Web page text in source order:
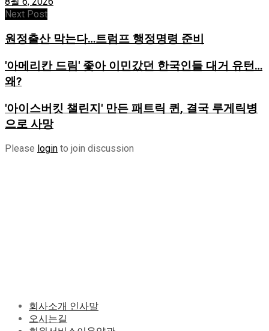
Next Post
원정출산 막는다…트럼프 행정명령 준비
'아메리칸 드림' 좇아 이민갔던 한국인들 대거 유턴…
왜?
'아이스버킷 챌린지' 만든 패트릭 퀸, 결국 루게릭병
으로 사망
Please login to join discussion
회사소개 인사말
오시는길